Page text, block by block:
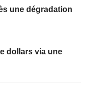
une dégradation
dollars via une